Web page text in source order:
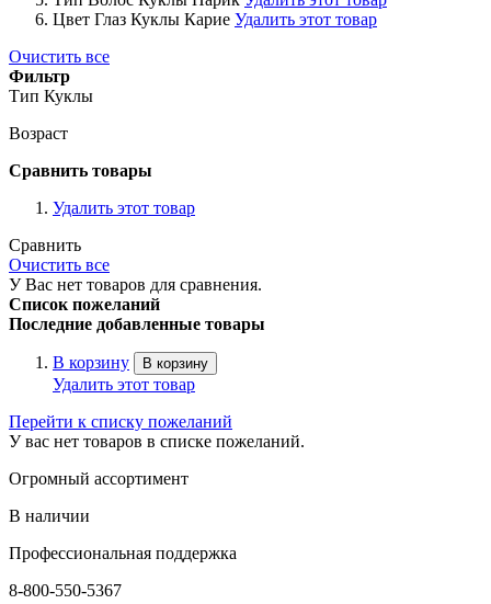
Цвет Глаз Куклы Карие Удалить этот товар
Очистить все
Фильтр
Тип Куклы
Возраст
Сравнить товары
Удалить этот товар
Сравнить
Очистить все
У Вас нет товаров для сравнения.
Список пожеланий
Последние добавленные товары
В корзину В корзину
Удалить этот товар
Перейти к списку пожеланий
У вас нет товаров в списке пожеланий.
Огромный ассортимент
В наличии
Профессиональная поддержка
8-800-550-5367